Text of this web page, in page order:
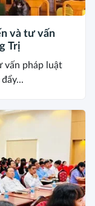
và tư vấn
Trị
vấn pháp luật